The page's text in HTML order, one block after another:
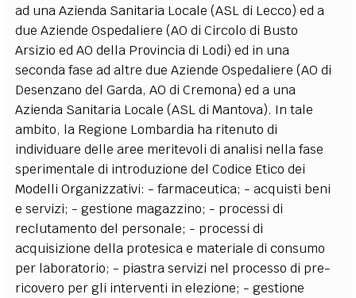
ad una Azienda Sanitaria Locale (ASL di Lecco) ed a
due Aziende Ospedaliere (AO di Circolo di Busto
Arsizio ed AO della Provincia di Lodi) ed in una
seconda fase ad altre due Aziende Ospedaliere (AO di
Desenzano del Garda, AO di Cremona) ed a una
Azienda Sanitaria Locale (ASL di Mantova). In tale
ambito, la Regione Lombardia ha ritenuto di
individuare delle aree meritevoli di analisi nella fase
sperimentale di introduzione del Codice Etico dei
Modelli Organizzativi: - farmaceutica; - acquisti beni
e servizi; - gestione magazzino; - processi di
reclutamento del personale; - processi di
acquisizione della protesica e materiale di consumo
per laboratorio; - piastra servizi nel processo di pre-
ricovero per gli interventi in elezione; - gestione